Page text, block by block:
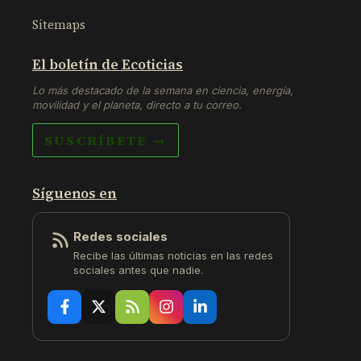
Sitemaps
El boletín de Ecoticias
Lo más destacado de la semana en ciencia, energía,
movilidad y el planeta, directo a tu correo.
SUSCRÍBETE →
Síguenos en
Redes sociales
Recibe las últimas noticias en las redes
sociales antes que nadie.